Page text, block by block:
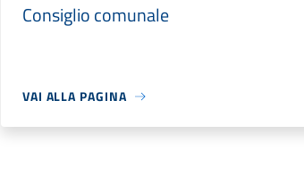
Consiglio comunale
VAI ALLA PAGINA